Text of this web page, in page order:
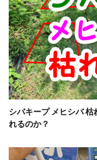
シバキープ メヒシバ
れるのか？